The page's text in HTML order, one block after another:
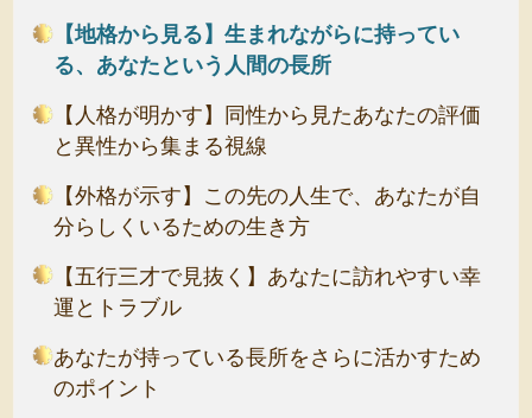
【地格から見る】生まれながらに持ってい
る、あなたという人間の長所
【人格が明かす】同性から見たあなたの評価
と異性から集まる視線
【外格が示す】この先の人生で、あなたが自
分らしくいるための生き方
【五行三才で見抜く】あなたに訪れやすい幸
運とトラブル
あなたが持っている長所をさらに活かすため
のポイント